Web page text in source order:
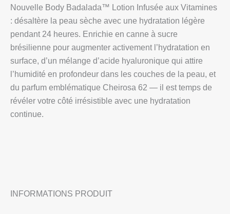
Nouvelle Body Badalada™ Lotion Infusée aux Vitamines
: désaltère la peau sèche avec une hydratation légère
pendant 24 heures. Enrichie en canne à sucre
brésilienne pour augmenter activement l’hydratation en
surface, d’un mélange d’acide hyaluronique qui attire
l’humidité en profondeur dans les couches de la peau, et
du parfum emblématique Cheirosa 62 — il est temps de
révéler votre côté irrésistible avec une hydratation
continue.
INFORMATIONS PRODUIT